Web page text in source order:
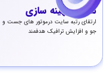
سئو و بهینه سازی
ارتقای رتبه سایت در‌موتور های جست و
جو و افزایش ترافیک هدفمند